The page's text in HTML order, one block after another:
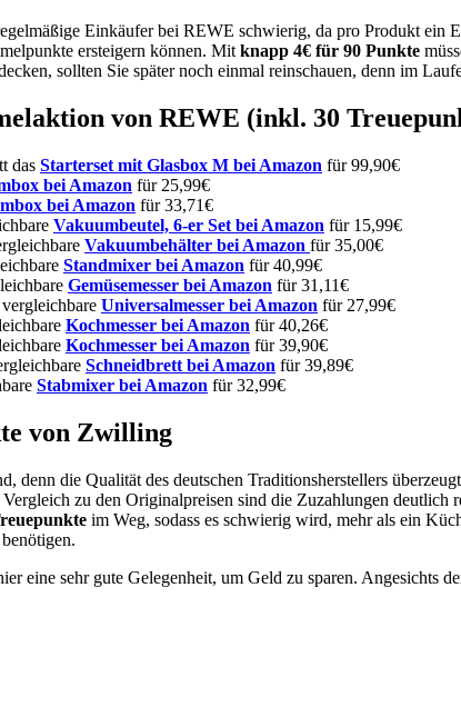
Einkäufer bei REWE schwierig, da pro Produkt
ersteigern können. Mitknapp 4€ für 90 Punkte
sollten Sie später noch einmal reinschauen, denn im
von REWE (inkl. 30
das Starterset mit Glasbox M bei Amazon für 99,90€
bei Amazon für 25,99€
bei Amazon für 33,71€
Vakuumbeutel, 6-er Set bei Amazon für 15,99€
Vakuumbehälter bei Amazon für 35,00€
Standmixer bei Amazon für 40,99€
Gemüsemesser bei Amazon für 31,11€
Universalmesser bei Amazon für 27,99€
Kochmesser bei Amazon für 40,26€
Kochmesser bei Amazon für 39,90€
Schneidbrett bei Amazon für 39,89€
Stabmixer bei Amazon für 32,99€
von Zwilling
die Qualität des deutschen Traditionsherstellers
zu den Originalpreisen sind die Zuzahlungen deutlich
im Weg, sodass es schwierig wird, mehr als ein
eine sehr gute Gelegenheit, um Geld zu sparen. Angesichts